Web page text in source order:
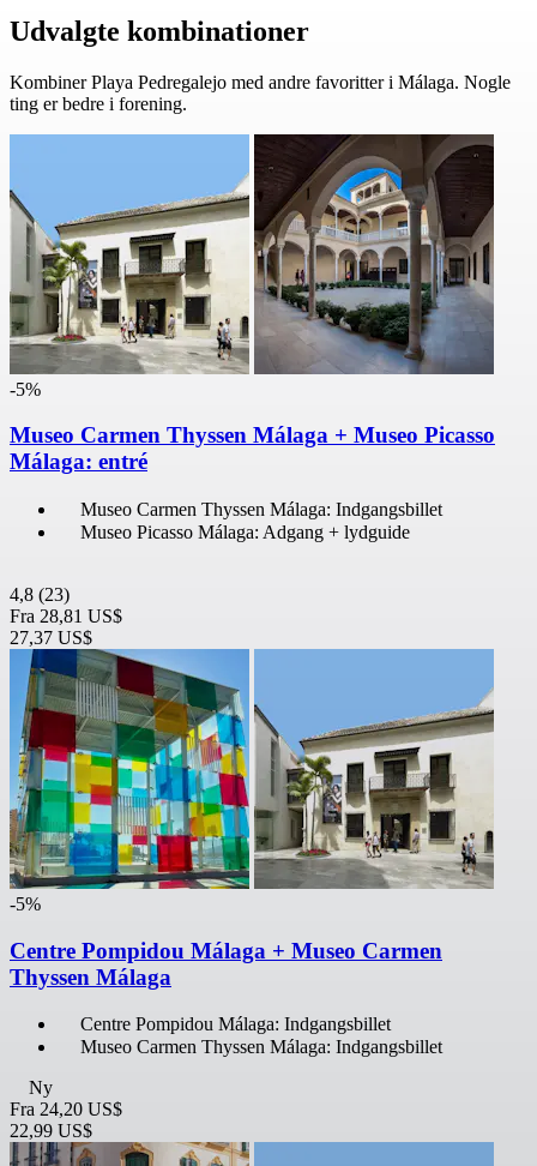
Udvalgte kombinationer
Kombiner Playa Pedregalejo med andre favoritter i Málaga. Nogle
ting er bedre i forening.
-5%
Museo Carmen Thyssen Málaga + Museo Picasso
Málaga: entré
Museo Carmen Thyssen Málaga: Indgangsbillet
Museo Picasso Málaga: Adgang + lydguide
4,8 (23)
Fra 28,81 US$
27,37 US$
-5%
Centre Pompidou Málaga + Museo Carmen
Thyssen Málaga
Centre Pompidou Málaga: Indgangsbillet
Museo Carmen Thyssen Málaga: Indgangsbillet
Ny
Fra 24,20 US$
22,99 US$